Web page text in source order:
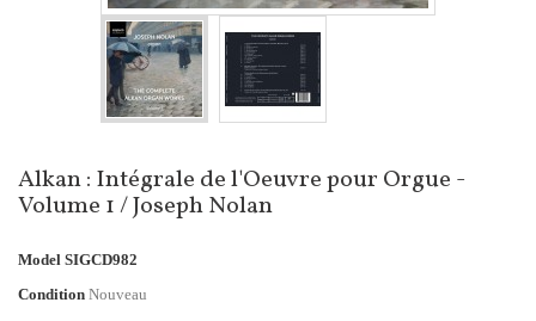
Alkan : Intégrale de l'Oeuvre pour Orgue -
Volume 1 / Joseph Nolan
Model SIGCD982
Condition Nouveau